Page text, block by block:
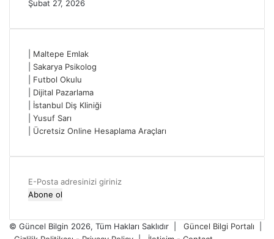
Şubat 27, 2026
Maltepe Emlak
Sakarya Psikolog
Futbol Okulu
Dijital Pazarlama
İstanbul Diş Kliniği
Yusuf Sarı
Ücretsiz Online Hesaplama Araçları
E-
Posta
giriniz
© Güncel Bilgin 2026, Tüm Hakları Saklıdır | Güncel Bilgi Portalı